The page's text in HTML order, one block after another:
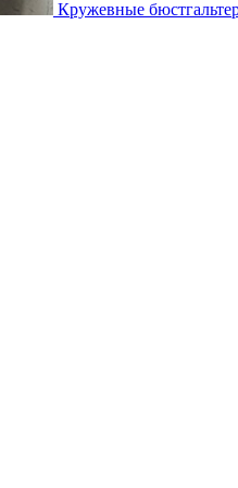
Кружевные